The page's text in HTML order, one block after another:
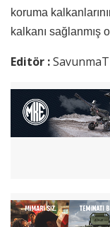
koruma
kalkanı sağlanmış
Editör :